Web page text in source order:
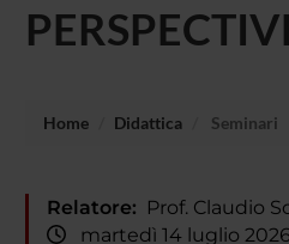
Home Didattica Seminari
Relatore: Prof. Claudio
martedì 14 luglio 2026